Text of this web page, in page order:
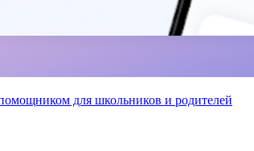
для школьников и родителей